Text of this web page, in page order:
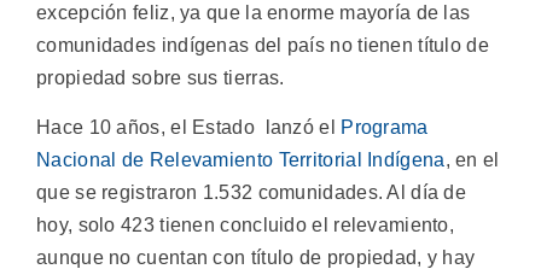
excepción feliz, ya que la enorme mayoría de las
comunidades indígenas del país no tienen título de
propiedad sobre sus tierras.
Hace 10 años, el Estado lanzó el
Programa
Nacional de Relevamiento Territorial Indígena, en el
que se registraron 1.532 comunidades. Al día de
hoy, solo 423 tienen concluido el relevamiento,
aunque no cuentan con título de propiedad, y hay